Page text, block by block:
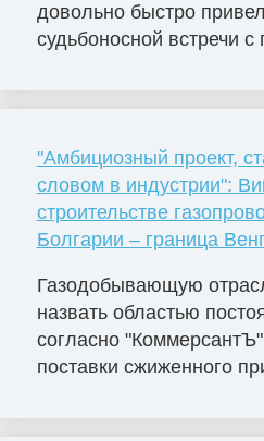
довольно быстро
судьбоносной встречи
"Амбициозный проект,
словом в индустрии":
строительстве
Болгарии – граница
Газодобывающую
назвать областью
согласно
поставки сжиженного